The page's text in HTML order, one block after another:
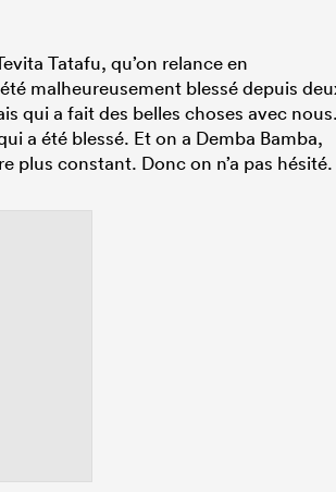
Tatafu, qu’on relance en
malheureusement blessé depuis
qui a fait des belles choses avec
a été blessé. Et on a Demba Bamba,
plus constant. Donc on n’a pas hésité.